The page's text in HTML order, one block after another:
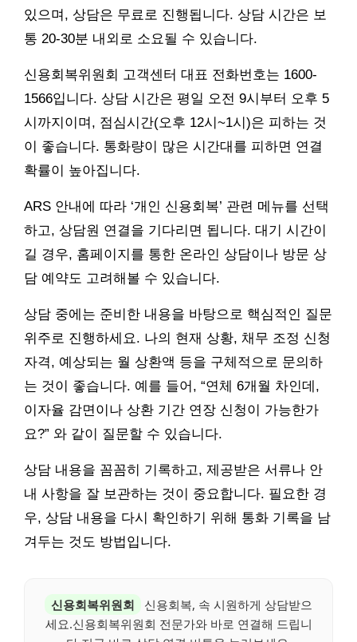
있으며, 상담은 무료로 진행됩니다. 상담 시간은 보
통 20-30분 내외로 소요될 수 있습니다.
신용회복위원회 고객센터 대표 전화번호는 1600-
1566입니다. 상담 시간은 평일 오전 9시부터 오후 5
시까지이며, 점심시간(오후 12시~1시)은 피하는 것
이 좋습니다. 통화량이 많은 시간대를 피하면 연결
확률이 높아집니다.
ARS 안내에 따라 ‘개인 신용회복’ 관련 메뉴를 선택
하고, 상담원 연결을 기다리면 됩니다. 대기 시간이
길 경우, 홈페이지를 통한 온라인 상담이나 방문 상
담 예약도 고려해볼 수 있습니다.
상담 중에는 준비한 내용을 바탕으로 핵심적인 질문
위주로 진행하세요. 나의 현재 상황, 채무 조정 신청
자격, 예상되는 월 상환액 등을 구체적으로 문의하
는 것이 좋습니다. 예를 들어, “연체 6개월 차인데,
이자율 감면이나 상환 기간 연장 신청이 가능한가
요?” 와 같이 질문할 수 있습니다.
상담 내용을 꼼꼼히 기록하고, 제공받은 서류나 안
내 사항을 잘 보관하는 것이 중요합니다. 필요한 경
우, 상담 내용을 다시 확인하기 위해 통화 기록을 남
겨두는 것도 방법입니다.
신용회복위원회
신용회복, 속 시원하게 상담받으
세요.신용회복위원회 전문가와 바로 연결해 드립니